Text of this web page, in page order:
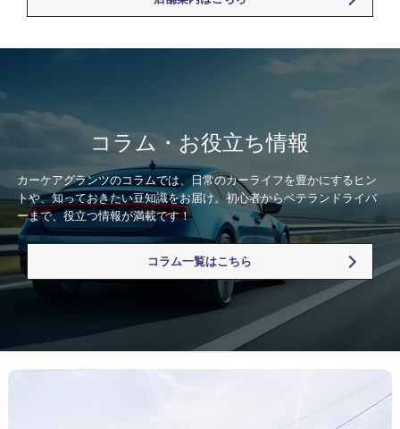
コラム・お役立ち情報
カーケアグランツのコラムでは、日常のカーライフを豊かにするヒン
トや、知っておきたい豆知識をお届け。初心者からベテランドライバ
ーまで、役立つ情報が満載です！
コラム一覧はこちら